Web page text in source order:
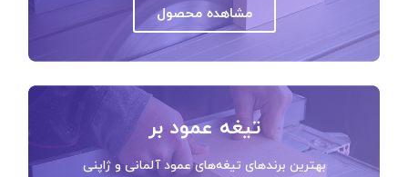
مشاهده محصول
تیغه عمود بر
بهترین برندهای تیغه‌های عمود آلمانی و ژاپنی